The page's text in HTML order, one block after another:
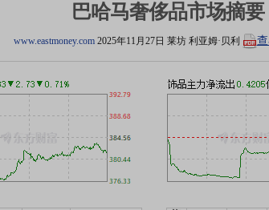
巴哈马奢侈品市场摘要
www.eastmoney.com 2025年11月27日 莱坊 利亚姆·贝利